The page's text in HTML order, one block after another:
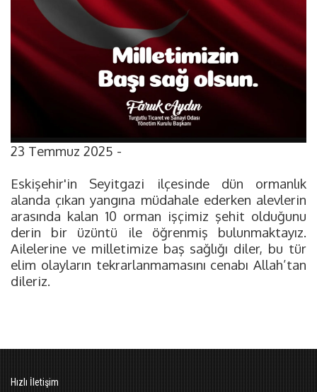
23 Temmuz 2025 -
Eskişehir'in Seyitgazi ilçesinde dün ormanlık
alanda çıkan yangına müdahale ederken alevlerin
arasında kalan 10 orman işçimiz şehit olduğunu
derin bir üzüntü ile öğrenmiş bulunmaktayız.
Ailelerine ve milletimize baş sağlığı diler, bu tür
elim olayların tekrarlanmamasını cenabı Allah’tan
dileriz.
Hızlı İletişim